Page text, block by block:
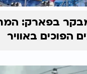
בפארק:
הפוכים באוויר